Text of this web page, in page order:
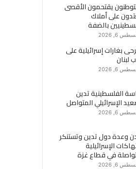
يقتحمون الأقصى
على أملاك
بالضفة
6, 2026
بغارات إسرائيلية على
لبنان
6, 2026
الفلسطينية تدين
الإسرائيلي المتواصل
6, 2026
وعدة دول تدين وتستنكر
الإسرائيلية
في قطاع غزة
6, 2026